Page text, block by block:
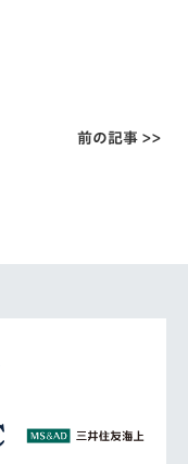
前の記事 >>